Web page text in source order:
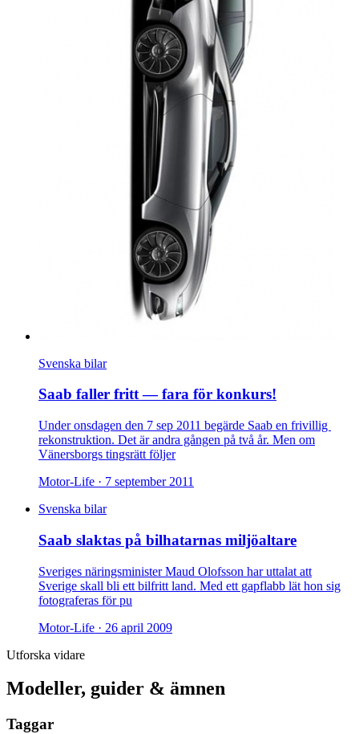
Svenska bilar
Saab faller fritt — fara för konkurs!
Under onsdagen den 7 sep 2011 begärde Saab en frivillig
rekonstruktion. Det är andra gången på två år. Men om
Vänersborgs tingsrätt följer
Motor-Life · 7 september 2011
Svenska bilar
Saab slaktas på bilhatarnas miljöaltare
Sveriges näringsminister Maud Olofsson har uttalat att
Sverige skall bli ett bilfritt land. Med ett gapflabb lät hon sig
fotograferas för pu
Motor-Life · 26 april 2009
Utforska vidare
Modeller, guider & ämnen
Taggar